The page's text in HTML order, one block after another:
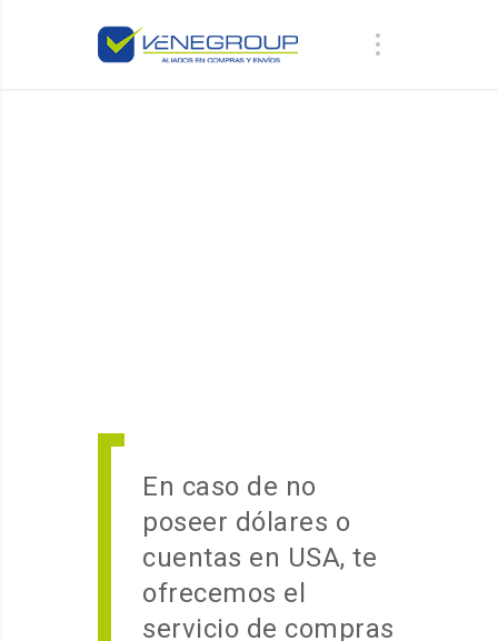
En caso de no
poseer dólares o
cuentas en USA, te
ofrecemos el
servicio de compras